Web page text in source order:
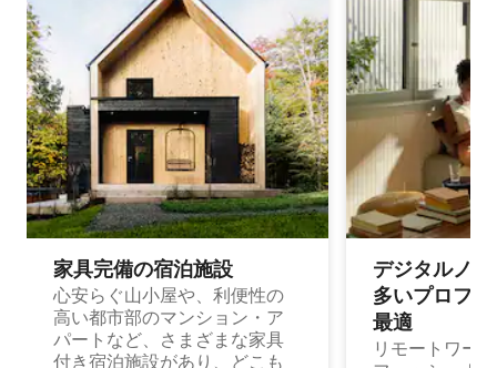
家具完備の宿⁠泊⁠施⁠設
心安らぐ山小屋や、利便性の
高い都市部のマンション・ア
パートなど、さまざまな家具
付き宿泊施設があり、どこも
デジタルノ
多⁠いプ⁠ロ⁠フ⁠
最⁠適
リモートワー